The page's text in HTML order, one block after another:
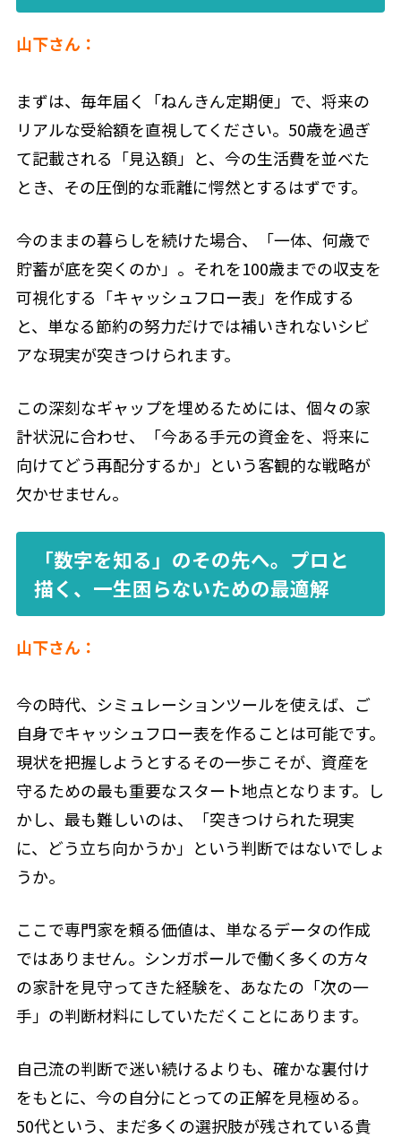
山下さん：
まずは、毎年届く「ねんきん定期便」で、将来の
リアルな受給額を直視してください。50歳を過ぎ
て記載される「見込額」と、今の生活費を並べた
とき、その圧倒的な乖離に愕然とするはずです。
今のままの暮らしを続けた場合、「一体、何歳で
貯蓄が底を突くのか」。それを100歳までの収支を
可視化する「キャッシュフロー表」を作成する
と、単なる節約の努力だけでは補いきれないシビ
アな現実が突きつけられます。
この深刻なギャップを埋めるためには、個々の家
計状況に合わせ、「今ある手元の資金を、将来に
向けてどう再配分するか」という客観的な戦略が
欠かせません。
「数字を知る」のその先へ。プロと
描く、一生困らないための最適解
山下さん：
今の時代、シミュレーションツールを使えば、ご
自身でキャッシュフロー表を作ることは可能です。
現状を把握しようとするその一歩こそが、資産を
守るための最も重要なスタート地点となります。し
かし、最も難しいのは、「突きつけられた現実
に、どう立ち向かうか」という判断ではないでしょ
うか。
ここで専門家を頼る価値は、単なるデータの作成
ではありません。シンガポールで働く多くの方々
の家計を見守ってきた経験を、あなたの「次の一
手」の判断材料にしていただくことにあります。
自己流の判断で迷い続けるよりも、確かな裏付け
をもとに、今の自分にとっての正解を見極める。
50代という、まだ多くの選択肢が残されている貴